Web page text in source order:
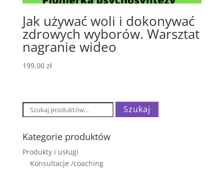
Jak używać woli i dokonywać
zdrowych wyborów. Warsztat
nagranie wideo
199,00 zł
Szukaj: Szukaj
Kategorie produktów
Produkty i usługi
Konsultacje /coaching